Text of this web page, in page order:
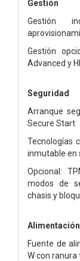
Gestión
Gestión
Gestión
Advanced y
Seguridad
Arranque
Secure Start
Tecnologías
inmutable en
Opcional:
modos de
chasis y
Alimentación
Fuente de
W con ranura